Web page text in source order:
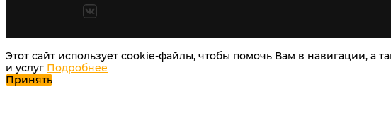
Этот сайт использует cookie-файлы, чтобы помочь Вам в навигации, а
и услуг Подробнее
Принять